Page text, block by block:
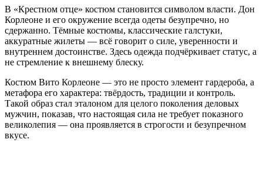
В «Крестном отце» костюм становится символом власти. Дон
Корлеоне и его окружение всегда одеты безупречно, но
сдержанно. Тёмные костюмы, классические галстуки,
аккуратные жилеты — всё говорит о силе, уверенности и
внутреннем достоинстве. Здесь одежда подчёркивает статус, а
не стремление к внешнему блеску.
Костюм Вито Корлеоне — это не просто элемент гардероба, а
метафора его характера: твёрдость, традиции и контроль.
Такой образ стал эталоном для целого поколения деловых
мужчин, показав, что настоящая сила не требует показного
великолепия — она проявляется в строгости и безупречном
вкусе.